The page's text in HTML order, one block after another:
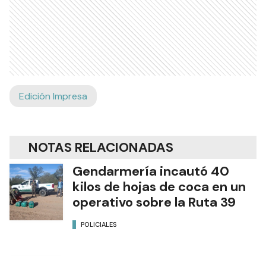
Edición Impresa
NOTAS RELACIONADAS
Gendarmería incautó 40
kilos de hojas de coca en un
operativo sobre la Ruta 39
POLICIALES